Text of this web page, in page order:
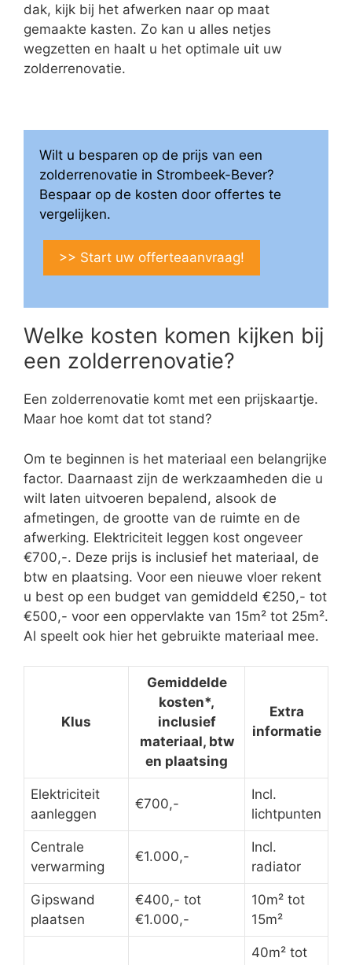
dak, kijk bij het afwerken naar op maat
gemaakte kasten. Zo kan u alles netjes
wegzetten en haalt u het optimale uit uw
zolderrenovatie.
Wilt u besparen op de prijs van een
zolderrenovatie in Strombeek-Bever?
Bespaar op de kosten door offertes te
vergelijken.
>> Start uw offerteaanvraag!
Welke kosten komen kijken bij
een zolderrenovatie?
Een zolderrenovatie komt met een prijskaartje.
Maar hoe komt dat tot stand?
Om te beginnen is het materiaal een belangrijke
factor. Daarnaast zijn de werkzaamheden die u
wilt laten uitvoeren bepalend, alsook de
afmetingen, de grootte van de ruimte en de
afwerking. Elektriciteit leggen kost ongeveer
€700,-. Deze prijs is inclusief het materiaal, de
btw en plaatsing. Voor een nieuwe vloer rekent
u best op een budget van gemiddeld €250,- tot
€500,- voor een oppervlakte van 15m² tot 25m².
Al speelt ook hier het gebruikte materiaal mee.
Klus
Gemiddelde
kosten*,
inclusief
materiaal, btw
en plaatsing
Extra
informatie
Elektriciteit
aanleggen
€700,-
Incl.
lichtpunten
Centrale
verwarming
€1.000,-
Incl.
radiator
Gipswand
plaatsen
€400,- tot
€1.000,-
10m² tot
15m²
40m² tot